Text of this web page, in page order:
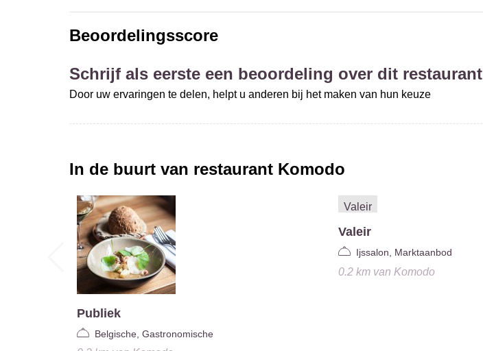
Beoordelingsscore
Schrijf als eerste een beoordeling over dit restaurant
Door uw ervaringen te delen, helpt u anderen bij het maken van hun keuze
In de buurt van restaurant Komodo
Publiek
Belgische, Gastronomische
Valeir
Ijssalon, Marktaanbod
0.2 kmvan Komodo